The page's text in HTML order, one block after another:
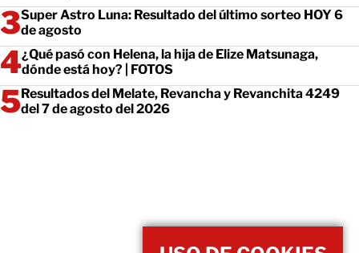
Super Astro Luna: Resultado del último sorteo HOY 6
de agosto
¿Qué pasó con Helena, la hija de Elize Matsunaga,
dónde está hoy? | FOTOS
Resultados del Melate, Revancha y Revanchita 4249
del 7 de agosto del 2026